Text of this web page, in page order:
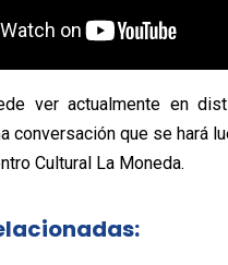
ver actualmente en
conversación que se hará
Cultural La Moneda.